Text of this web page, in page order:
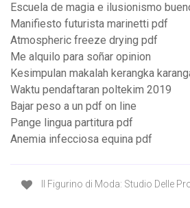
Escuela de magia e ilusionismo
Manifiesto futurista marinetti pdf
Atmospheric freeze drying pdf
Me alquilo para soñar opinion
Kesimpulan makalah kerangka
Waktu pendaftaran poltekim 2019
Bajar peso a un pdf on line
Pange lingua partitura pdf
Anemia infecciosa equina pdf
Il Figurino di Moda: Studio Delle